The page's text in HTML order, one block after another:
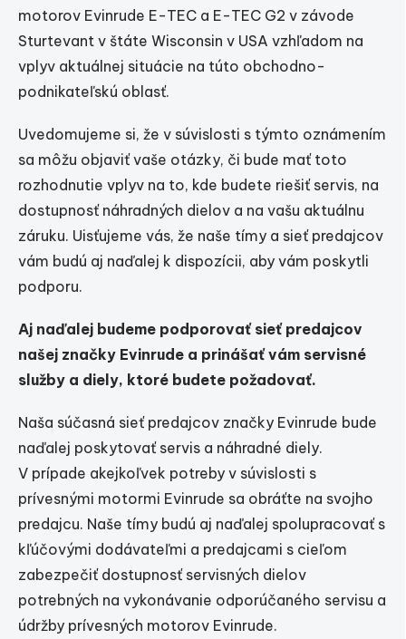
motorov Evinrude E-TEC a E-TEC G2 v závode
Sturtevant v štáte Wisconsin v USA vzhľadom na
vplyv aktuálnej situácie na túto obchodno-
podnikateľskú oblasť.
Uvedomujeme si, že v súvislosti s týmto oznámením
sa môžu objaviť vaše otázky, či bude mať toto
rozhodnutie vplyv na to, kde budete riešiť servis, na
dostupnosť náhradných dielov a na vašu aktuálnu
záruku. Uisťujeme vás, že naše tímy a sieť predajcov
vám budú aj naďalej k dispozícii, aby vám poskytli
podporu.
Aj naďalej budeme podporovať sieť predajcov
našej značky Evinrude a prinášať vám servisné
služby a diely, ktoré budete požadovať.
Naša súčasná sieť predajcov značky Evinrude bude
naďalej poskytovať servis a náhradné diely.
V prípade akejkoľvek potreby v súvislosti s
prívesnými motormi Evinrude sa obráťte na svojho
predajcu. Naše tímy budú aj naďalej spolupracovať s
kľúčovými dodávateľmi a predajcami s cieľom
zabezpečiť dostupnosť servisných dielov
potrebných na vykonávanie odporúčaného servisu a
údržby prívesných motorov Evinrude.